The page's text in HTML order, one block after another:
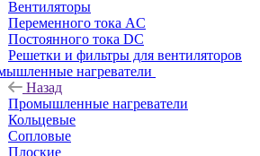
Вентиляторы
Переменного тока AC
Постоянного тока DC
Решетки и фильтры для вентиляторов
нагреватели
Назад
Промышленные нагреватели
Кольцевые
Сопловые
Плоские